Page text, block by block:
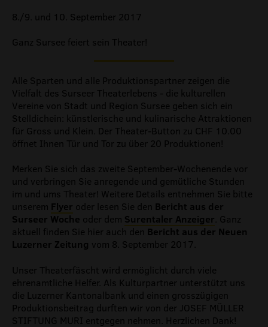
8./9. und 10. September 2017
Ganz Sursee feiert sein Theater!
Alle Sparten und alle Produktionspartner zeigen die
Vielfalt des Surseer Theaterlebens - die kulturellen
Vereine von Stadt und Region Sursee geben sich ein
Stelldichein: künstlerische und kulinarische Attraktionen
für Gross und Klein. Der Theater-Button zu CHF 10.00
öffnet Ihnen Tür und Tor zu über 20 Produktionen!
Merken Sie sich das zweite September-Wochenende vor
und verbringen Sie anregende und gemütliche Stunden
im und ums Theater! Weitere Details entnehmen Sie bitte
unserem Flyer oder lesen Sie den Bericht aus der
Surseer Woche oder dem Surentaler Anzeiger . Ganz
aktuell finden Sie hier auch den Bericht aus der Neuen
Luzerner Zeitung vom 8. September 2017.
Unser Theaterfäscht wird ermöglicht durch viele
ehrenamtliche Helfer. Als Kulturpartner unterstützt uns
die Luzerner Kantonalbank und einen grosszügigen
Produktionsbeitrag durften wir von der JOSEF MÜLLER
STIFTUNG MURI entgegen nehmen. Herzlichen Dank!